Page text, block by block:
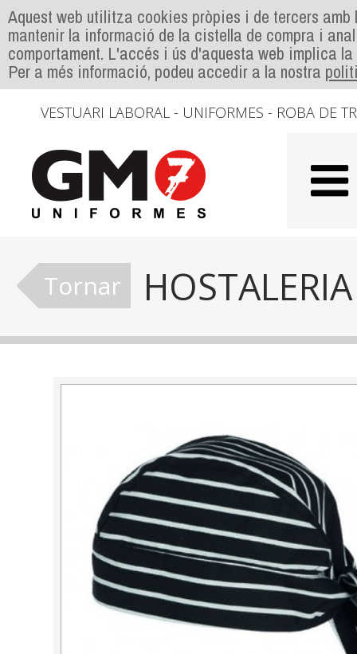
Aquest web utilitza cookies pròpies i de tercers
mantenir la informació de la cistella de compra i
comportament. L'accés i ús d'aquesta web implica
Per a més informació, podeu accedir a la nostra
VESTUARI LABORAL - UNIFORMES - ROBA DE
Tornar HOSTALERIA